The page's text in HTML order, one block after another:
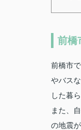
前橋
前橋市
やバス
した暮
また、
の地震